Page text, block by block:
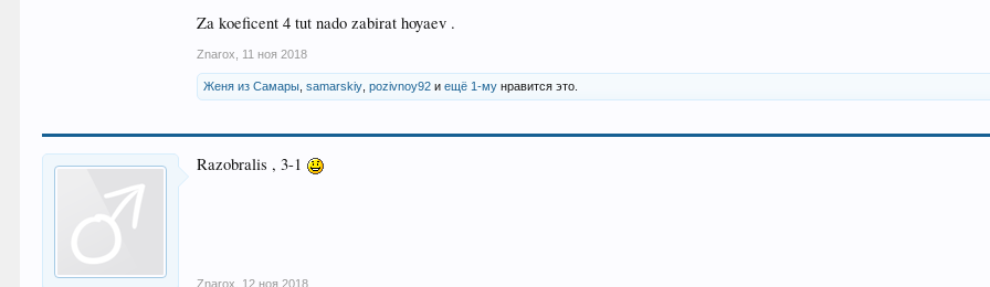
Za koeficent 4 tut nado zabirat hoyaev .
Znarox 11 ноя 2018
Женя из Самары ,samarskiy ,pozivnoy92 иещё 1-му нравится это.
Razobralis , 3-1
Znarox 12 ноя 2018